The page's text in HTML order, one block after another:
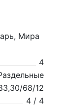
Мира
4
68/12
4 / 4